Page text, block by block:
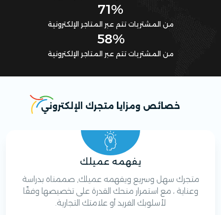
71%
من المشتريات تتم عبر المتاجر الإلكترونية
58%
من المشتريات تتم عبر المتاجر الإلكترونية
خصائص ومزايا متجرك الإلكتروني
يفهمه عميلك
متجرك سهل وسريع ويفهمه عميلك, صممناه بدراسة
وعناية ، مع استمرار منحك القدرة على تخصيصها وفقًا
لأسلوبك الفريد أو علامتك التجارية.